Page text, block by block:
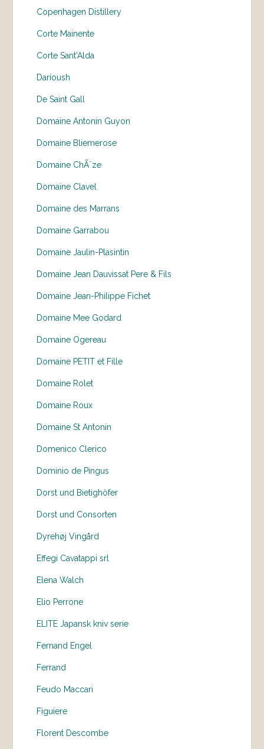
Copenhagen Distillery
Corte Mainente
Corte Sant'Alda
Darioush
De Saint Gall
Domaine Antonin Guyon
Domaine Bliemerose
Domaine ChÃ¨ze
Domaine Clavel
Domaine des Marrans
Domaine Garrabou
Domaine Jaulin-Plasintin
Domaine Jean Dauvissat Pere & Fils
Domaine Jean-Philippe Fichet
Domaine Mee Godard
Domaine Ogereau
Domaine PETIT et Fille
Domaine Rolet
Domaine Roux
Domaine St Antonin
Domenico Clerico
Dominio de Pingus
Dorst und Bietighöfer
Dorst und Consorten
Dyrehøj Vingård
Effegi Cavatappi srl
Elena Walch
Elio Perrone
ELITE Japansk kniv serie
Fernand Engel
Ferrand
Feudo Maccari
Figuiere
Florent Descombe